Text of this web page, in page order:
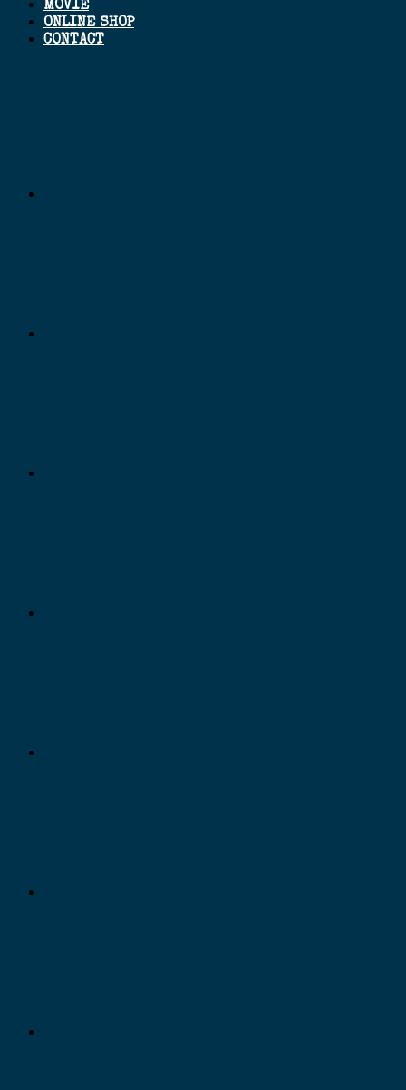
MOVIE
ONLINE SHOP
CONTACT